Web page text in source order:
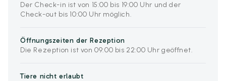
Der Check-in ist von 15:00 bis 19:00 Uhr und der
Check-out bis 10:00 Uhr möglich.
Öffnungszeiten der Rezeption
Die Rezeption ist von 09:00 bis 22:00 Uhr geöffnet.
Tiere nicht erlaubt